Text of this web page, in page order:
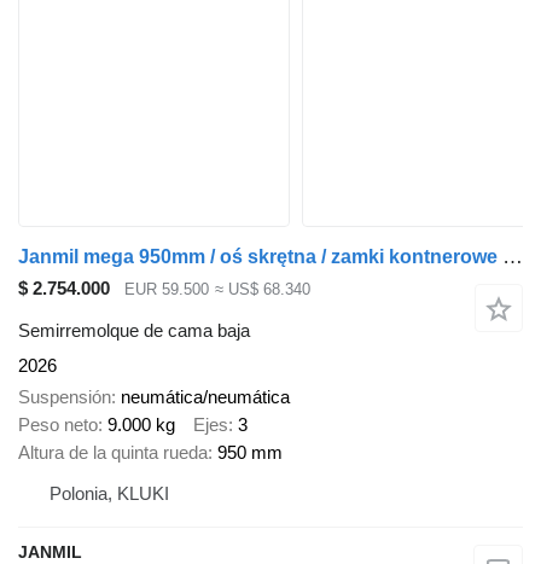
Janmil mega 950mm / oś skrętna / zamki kontnerowe 20' + 40'
$ 2.754.000 EUR 59.500 ≈ US$ 68.340
Semirremolque de cama baja
2026
Suspensión neumática/neumática
Peso neto 9.000 kg Ejes 3
Altura de la quinta rueda 950 mm
Polonia, KLUKI
JANMIL